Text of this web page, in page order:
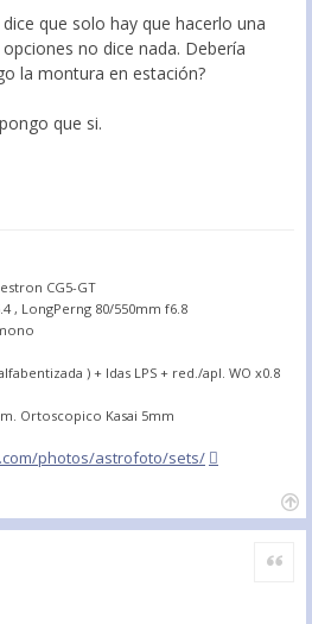
que solo hay que hacerlo una
no dice nada. Debería
la montura en estación?
que si.
CG5-GT
, LongPerng 80/550mm f6.8
) + Idas LPS + red./apl. WO x0.8
Ortoscopico Kasai 5mm
photos/astrofoto/sets/
Citar